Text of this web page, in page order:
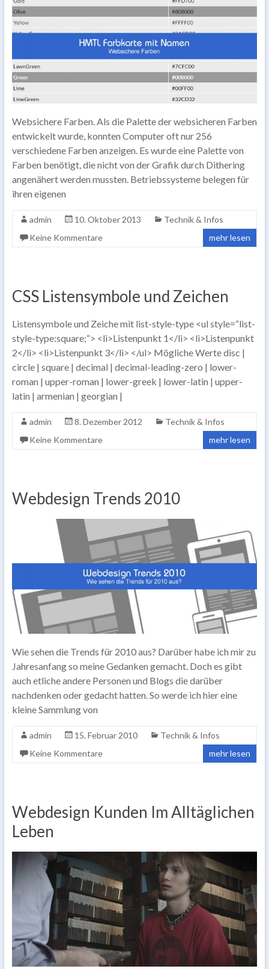
Websichere Farben. Als die Palette der websicheren Farben
entwickelt wurde, konnten Computer oft nur 256
verschiedene Farben anzeigen. Es wurde eine Palette von
Farben benötigt, die nicht von der Grafik durch Dithering
angenähert werden mussten. Betriebssysteme belegen für
ihren eigenen
admin 10. Oktober 2013
Technik & Infos
Keine Kommentare
mehr lesen
CSS Listensymbole und Zeichen
Listensymbole und Zeiche mit list-style-type <ul style=“list-
style-type:square;“> <li>Listenpunkt 1</li> <li>Listenpunkt
2</li> <li>Listenpunkt 3</li> </ul> Mögliche Werte disc |
circle | square | decimal | decimal-leading-zero | lower-
roman | upper-roman | lower-greek | lower-latin | upper-
latin | armenian | georgian |
admin 8. Dezember 2012
Technik & Infos
Keine Kommentare
mehr lesen
Webdesign Trends 2010
Wie sehen die Trends für 2010 aus? Darüber habe ich mir zu
Jahresanfang so meine Gedanken gemacht. Doch es gibt
auch etliche andere Personen und Blogs die darüber
nachdenken oder gedacht hatten. So werde ich hier eine
kleine Sammlung von
admin 15. Februar 2010
Technik & Infos
Keine Kommentare
mehr lesen
Webdesign Kunden Im Alltäglichen
Leben